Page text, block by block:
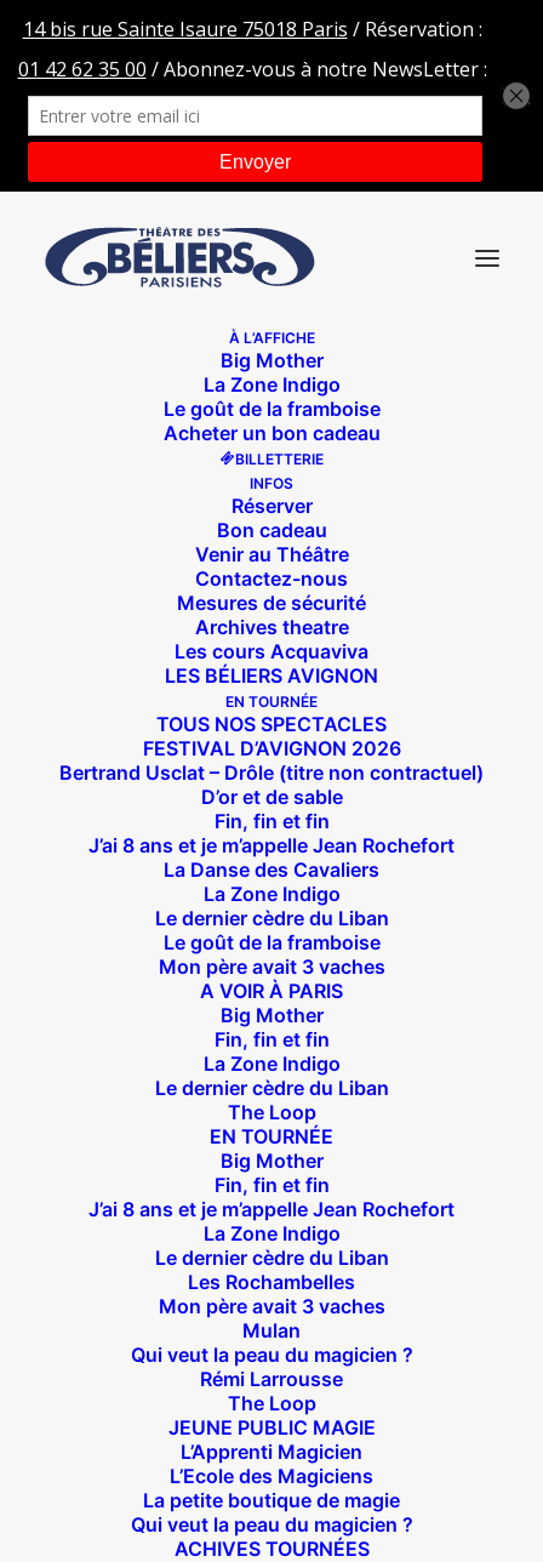
À L’AFFICHE
Big Mother
La Zone Indigo
Le goût de la framboise
Acheter un bon cadeau
BILLETTERIE
INFOS
Réserver
Bon cadeau
Venir au Théâtre
Contactez-nous
Mesures de sécurité
Archives theatre
Les cours Acquaviva
LES BÉLIERS AVIGNON
EN TOURNÉE
TOUS NOS SPECTACLES
FESTIVAL D’AVIGNON 2026
Bertrand Usclat – Drôle (titre non contractuel)
D’or et de sable
Fin, fin et fin
J’ai 8 ans et je m’appelle Jean Rochefort
La Danse des Cavaliers
La Zone Indigo
Le dernier cèdre du Liban
Le goût de la framboise
Mon père avait 3 vaches
A VOIR À PARIS
Big Mother
Fin, fin et fin
La Zone Indigo
Le dernier cèdre du Liban
The Loop
EN TOURNÉE
Big Mother
Fin, fin et fin
J’ai 8 ans et je m’appelle Jean Rochefort
La Zone Indigo
Le dernier cèdre du Liban
Les Rochambelles
Mon père avait 3 vaches
Mulan
Qui veut la peau du magicien ?
Rémi Larrousse
The Loop
JEUNE PUBLIC MAGIE
L’Apprenti Magicien
L’Ecole des Magiciens
La petite boutique de magie
Qui veut la peau du magicien ?
ACHIVES TOURNÉES
Logo Brut
Accueil Fin, fin et fin Logo Brut
Suivez nous !
Théâtre des Béliers Parisiens
14 bis rue Sainte Isaure 75018 Paris
Joffrin / Simplon – Loc :01 42 62 35 00
À l’affiche
Big Mother
La Zone Indigo
Le goût de la framboise
Fin, fin et fin
The Loop